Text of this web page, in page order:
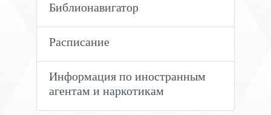
Библионавигатор
Расписание
Информация по иностранным
агентам и наркотикам